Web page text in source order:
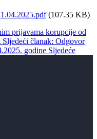
(107.35 KB)
prijavama korupcije od
Sljedeći članak: Odgovor
godine Sljedeće